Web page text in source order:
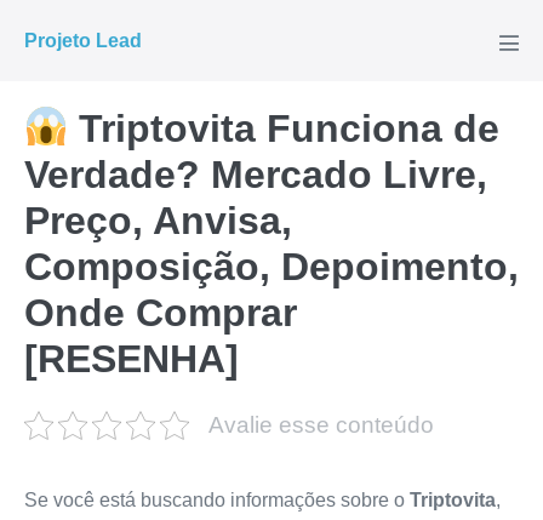
para
conteúdo
Projeto Lead
Triptovita Funciona de
Verdade? Mercado Livre,
Preço, Anvisa,
Composição, Depoimento,
Onde Comprar
[RESENHA]
Avalie esse conteúdo
Se você está buscando informações sobre o Triptovita,